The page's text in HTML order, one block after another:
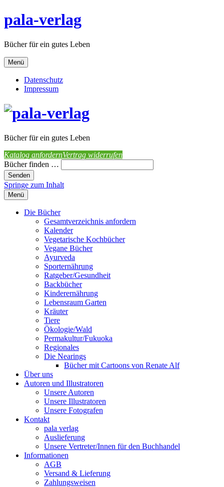
pala-verlag
Bücher für ein gutes Leben
Menü
Datenschutz
Impressum
Bücher für ein gutes Leben
Katalog anfordernVertrag widerrufen
Bücher finden …
Springe zum Inhalt
Menü
Die Bücher
Gesamtverzeichnis anfordern
Kalender
Vegetarische Kochbücher
Vegane Bücher
Ayurveda
Sporternährung
Ratgeber/Gesundheit
Backbücher
Kinderernährung
Lebensraum Garten
Kräuter
Tiere
Ökologie/Wald
Permakultur/Fukuoka
Regionales
Die Nearings
Bücher mit Cartoons von Renate Alf
Über uns
Autoren und Illustratoren
Unsere Autoren
Unsere Illustratoren
Unsere Fotografen
Kontakt
pala verlag
Auslieferung
Unsere Vertreter/Innen für den Buchhandel
Informationen
AGB
Versand & Lieferung
Zahlungsweisen